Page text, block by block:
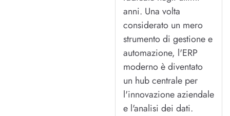
anni. Una volta
considerato un mero
strumento di gestione e
automazione, l'ERP
moderno è diventato
un hub centrale per
l'innovazione aziendale
e l'analisi dei dati.